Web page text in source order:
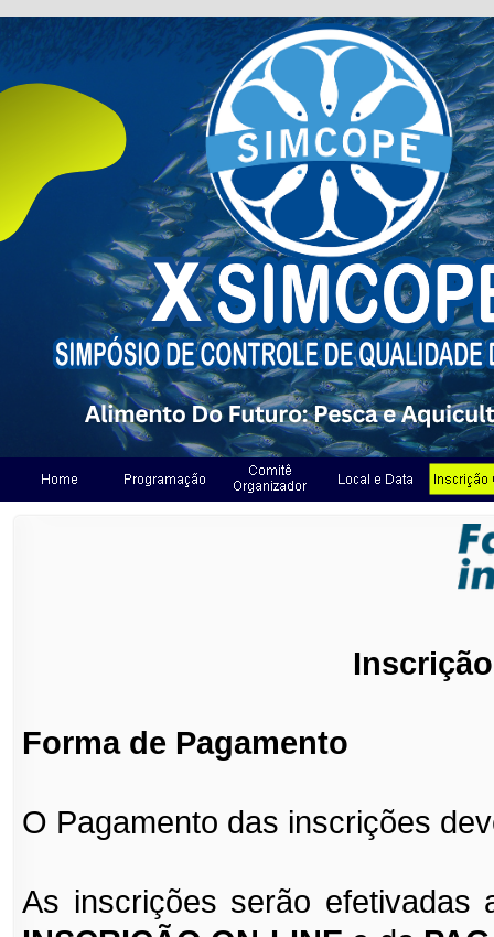
Forma de Pagamento
O Pagamento das inscrições
As inscrições serão